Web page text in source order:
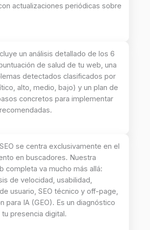
actualizaciones periódicas sobre
un análisis detallado de los 6
de salud de tu web, una
detectados clasificados por
alto, medio, bajo) y un plan de
concretos para implementar
se centra exclusivamente en el
en buscadores. Nuestra
completa va mucho más allá:
de velocidad, usabilidad,
usuario, SEO técnico y off-page,
para IA (GEO). Es un diagnóstico
presencia digital.